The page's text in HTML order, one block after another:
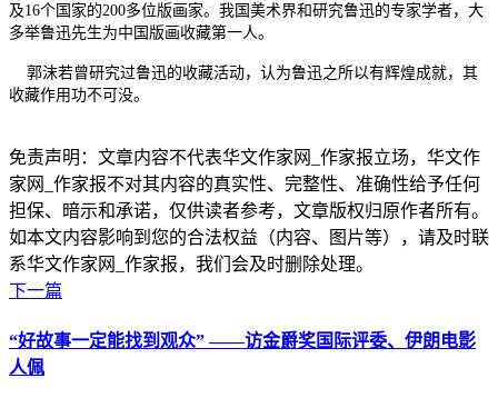
及16个国家的200多位版画家。我国美术界和研究鲁迅的专家学者，大
多举鲁迅先生为中国版画收藏第一人。
郭沫若曾研究过鲁迅的收藏活动，认为鲁迅之所以有辉煌成就，其
收藏作用功不可没。
免责声明：文章内容不代表华文作家网_作家报立场，华文作
家网_作家报不对其内容的真实性、完整性、准确性给予任何
担保、暗示和承诺，仅供读者参考，文章版权归原作者所有。
如本文内容影响到您的合法权益（内容、图片等），请及时联
系华文作家网_作家报，我们会及时删除处理。
下一篇
“好故事一定能找到观众” ——访金爵奖国际评委、伊朗电影
人佩